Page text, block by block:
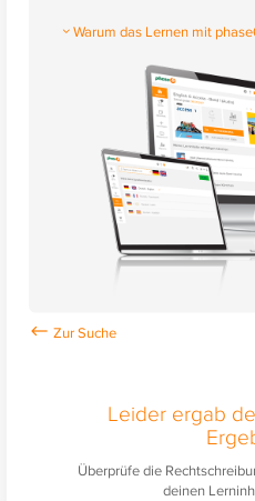
Warum das Lernen mit
Leider ergab
Überprüfe die
deinen